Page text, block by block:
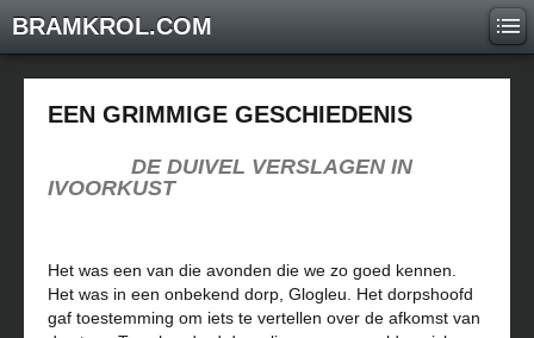
BRAMKROL.COM
EEN GRIMMIGE GESCHIEDENIS
DE DUIVEL VERSLAGEN IN
IVOORKUST
Het was een van die avonden die we zo goed kennen.
Het was in een onbekend dorp, Glogleu. Het dorpshoofd
gaf toestemming om iets te vertellen over de afkomst van